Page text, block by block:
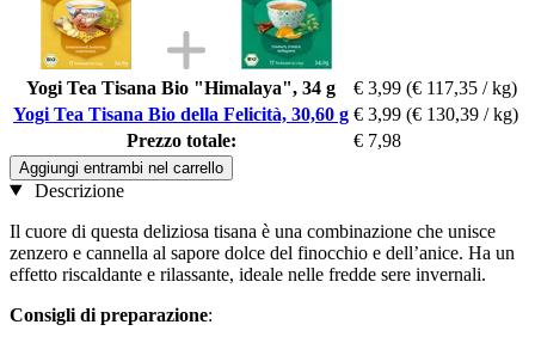
Yogi Tea Tisana Bio "Himalaya", 34 g € 3,99 (€ 117,35 / kg)
Yogi Tea Tisana Bio della Felicità, 30,60 g € 3,99 (€ 130,39 / kg)
Prezzo totale:
€ 7,98
Aggiungi entrambi nel carrello
Descrizione
Il cuore di questa deliziosa tisana è una combinazione che unisce
zenzero e cannella al sapore dolce del finocchio e dell’anice. Ha un
effetto riscaldante e rilassante, ideale nelle fredde sere invernali.
Consigli di preparazione: